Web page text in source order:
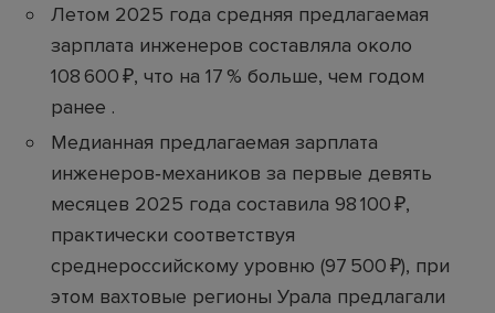
Летом 2025 года средняя предлагаемая
зарплата инженеров составляла около
108 600 ₽, что на 17 % больше, чем годом
ранее .
Медианная предлагаемая зарплата
инженеров‑механиков за первые девять
месяцев 2025 года составила 98 100 ₽,
практически соответствуя
среднероссийскому уровню (97 500 ₽), при
этом вахтовые регионы Урала предлагали